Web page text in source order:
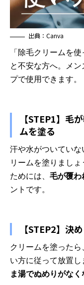
出典：Canva
「除毛クリームを
と不安な方へ。メ
プで使用できます。
【STEP1】毛
ムを塗る
汗や水がついていな
リームを塗りまし
ためには、 毛が覆わ
ントです。
【STEP2】決
クリームを塗った
い方に従って放置し
ま湯でぬめりがなく